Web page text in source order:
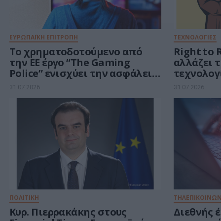
ΕΥΡΩΠΑΪΚΗ ΕΠΙΤΡΟΠΗ
Το χρηματοδοτούμενο από
την ΕΕ έργο “The Gaming
Police” ενισχύει την ασφάλεια
των παιδιών στο διαδίκτυο
31.07.2026
ΤΕΧΝΟΛΟΓΙΕΣ
Right to
αλλάζει
και τα
31.07.2026
ΠΟΛΙΤΙΚΗ
Κυρ. Πιερρακάκης στους
Διεθνής